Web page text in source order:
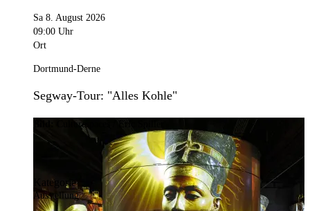
Sa 8. August 2026
09:00 Uhr
Ort
Dortmund-Derne
Segway-Tour: "Alles Kohle"
Culturespaces / Eric Spiller
Kategorie
Ausstellung